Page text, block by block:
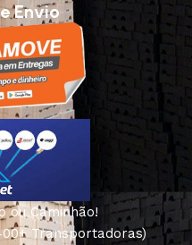
Envio
ou Caminhão!
Transportadoras)